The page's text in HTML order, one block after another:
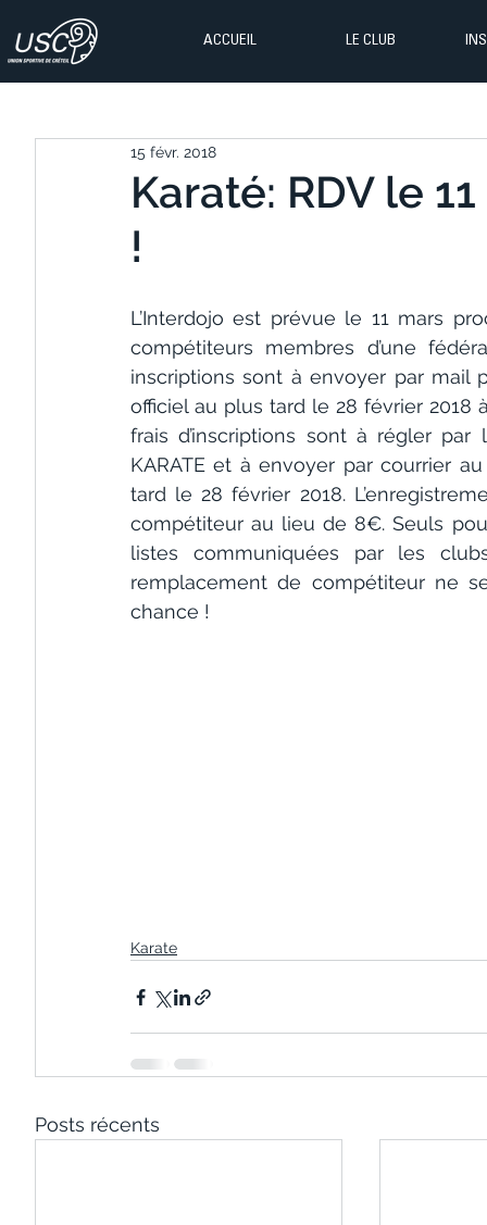
ACCUEIL LE CLUB
Karaté: RDV le
!
15 févr. 2018
L’Interdojo est prévue le 11 mars
compétiteurs membres d’une
inscriptions sont à envoyer par mail
officiel au plus tard le 28 février 2018
frais d’inscriptions sont à régler par
KARATE et à envoyer par courrier
tard le 28 février 2018.
compétiteur au lieu de 8€. Seuls
listes communiquées par les
remplacement de compétiteur ne
chance !
Karate
Posts récents